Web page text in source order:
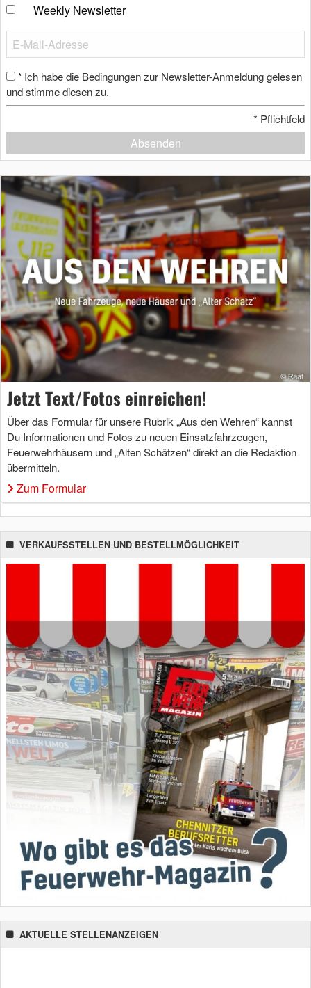
Weekly Newsletter
* Ich habe die Bedingungen zur Newsletter-Anmeldung gelesen
und stimme diesen zu.
* Pflichtfeld
Absenden
Jetzt Text/Fotos einreichen!
Über das Formular für unsere Rubrik „Aus den Wehren“ kannst
Du Informationen und Fotos zu neuen Einsatzfahrzeugen,
Feuerwehrhäusern und „Alten Schätzen“ direkt an die Redaktion
übermitteln.
Zum Formular
VERKAUFSSTELLEN UND BESTELLMÖGLICHKEIT
AKTUELLE STELLENANZEIGEN